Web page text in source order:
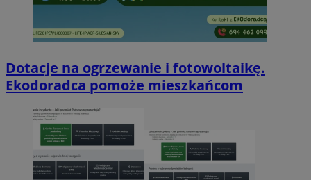
Dotacje na ogrzewanie i fotowoltaikę.
Ekodoradca pomoże mieszkańcom